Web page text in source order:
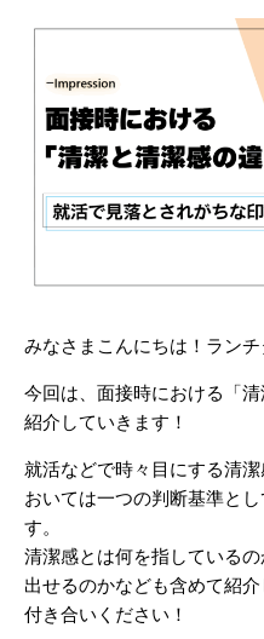
BLOG
CONTACT
みなさまこんにちは！ランチ
今回は、 面接時における「
紹介していきます！
就活などで時々目にする清
おいては一つの判断基準と
す。
清潔感とは何を指している
出せるのかなども含めて紹
付き合いください！